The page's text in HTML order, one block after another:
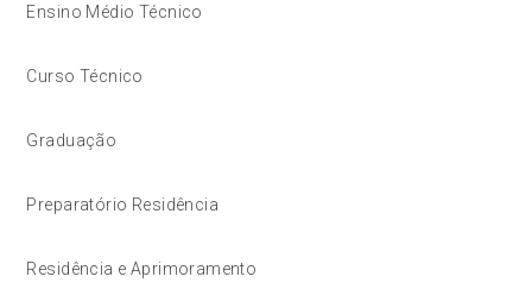
Ensino Médio Técnico
Curso Técnico
Graduação
Preparatório Residência
Residência e Aprimoramento